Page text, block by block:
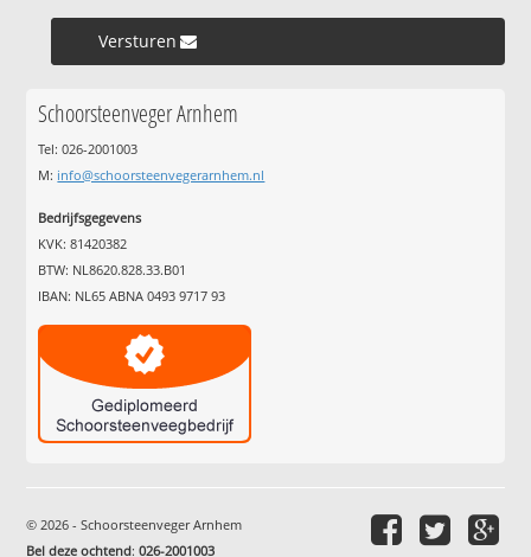
Versturen »
Schoorsteenveger Arnhem
Tel: 026-2001003
M: info@schoorsteenvegerarnhem.nl
Bedrijfsgegevens
KVK: 81420382
BTW: NL8620.828.33.B01
IBAN: NL65 ABNA 0493 9717 93
© 2026 - Schoorsteenveger Arnhem
Bel deze ochtend:026-2001003